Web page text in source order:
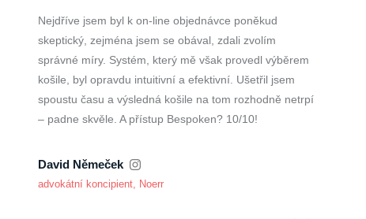
Nejdříve jsem byl k on-line objednávce poněkud
skeptický, zejména jsem se obával, zdali zvolím
správné míry. Systém, který mě však provedl výběrem
košile, byl opravdu intuitivní a efektivní. Ušetřil jsem
spoustu času a výsledná košile na tom rozhodně netrpí
– padne skvěle. A přístup Bespoken? 10/10!
David Němeček
advokátní koncipient, Noerr